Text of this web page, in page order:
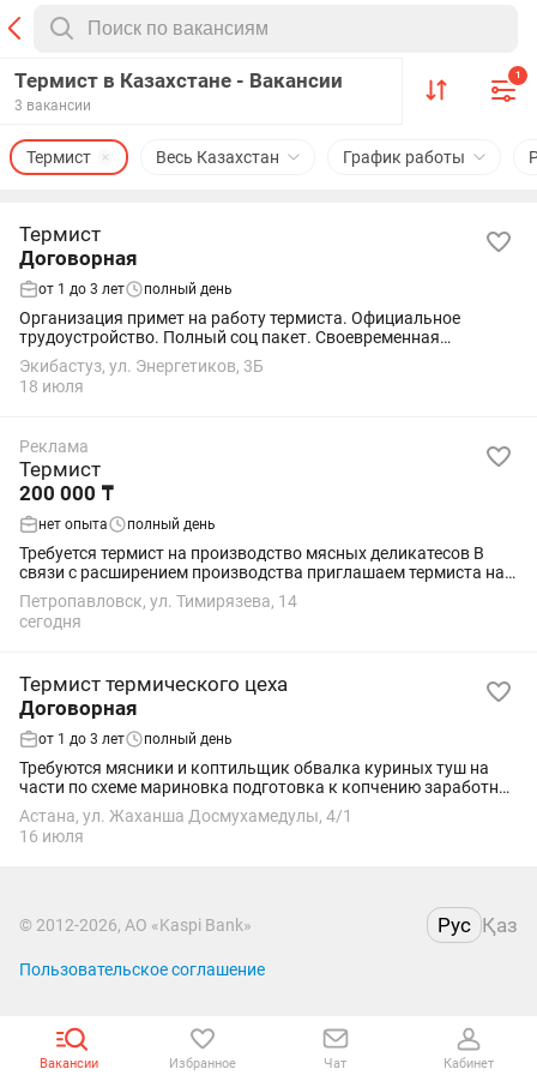
Термист в Казахстане - Вакансии
3 вакансии
1
Весь Казахстан
Термист График работы
Термист
Договорная
от 1 до 3 лет полный день
Организация примет на работу термиста. Официальное
трудоустройство. Полный соц пакет. Своевременная
ежемесячная оплата. Работа в черте города
Экибастуз, ул. Энергетиков, 3Б
18 июля
Реклама
Термист
200 000 ₸
нет опыта полный день
Требуется термист на производство мясных деликатесов В
связи с расширением производства приглашаем термиста на
постоянную работу. Что предстоит делать • Проводить
термическую обработку мясных...
Петропавловск, ул. Тимирязева, 14
сегодня
Термист термического цеха
Договорная
от 1 до 3 лет полный день
Требуются мясники и коптильщик обвалка куриных туш на
части по схеме мариновка подготовка к копчению заработная
плата и выходные обсуждаються при в встрече
Астана, ул. Жаханша Досмухамедулы, 4/1
16 июля
© 2012-2026, АО «Kaspi Bank» Рус Қаз
Пользовательское соглашение
Вакансии Избранное Чат Кабинет